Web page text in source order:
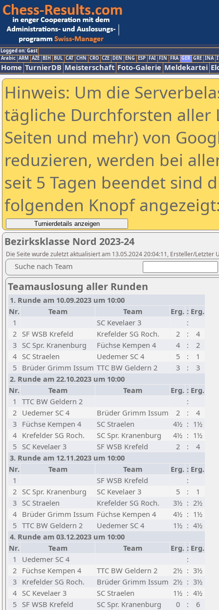
Logged on: Gast
Arabic ARM AZE BIH BUL CAT CHN CRO CZE DEN ENG ESP FAI FIN FRA GER GRE INA
Home TurnierDB Meisterschaft Foto-Galerie Meldekartei
Hinweis: Um die
tägliche Durchforsten aller
Seiten und mehr) von
reduzieren, werden bei
seit 5 Tagen beendet sind
folgenden Knopf
Bezirksklasse Nord 2023-24
Die Seite wurde zuletzt aktualisiert am 13.05.2024 20:04:11, Ersteller/Letzter
Suche nach Team
Teamauslosung aller Runden
1. Runde am 10.09.2023 um 10:00
Nr.
Team Team Erg. : Erg.
1
SC Kevelaer 3
:
2
SF WSB Krefeld Krefelder SG Roch. 2 :
4
3
SC Spr. Kranenburg Füchse Kempen 4 4 :
2
4
SC Straelen Uedemer SC 4 5 :
1
5
Brüder Grimm Issum TTC BW Geldern 2 3 :
3
2. Runde am 22.10.2023 um 10:00
Nr.
Team Team Erg. : Erg.
1
TTC BW Geldern 2
:
2
Uedemer SC 4 Brüder Grimm Issum 2 :
4
3
Füchse Kempen 4 SC Straelen 4½ : 1½
4
Krefelder SG Roch. SC Spr. Kranenburg 4½ : 1½
5
SC Kevelaer 3 SF WSB Krefeld 2 :
4
3. Runde am 12.11.2023 um 10:00
Nr.
Team Team Erg. : Erg.
1
SF WSB Krefeld
:
2
SC Spr. Kranenburg SC Kevelaer 3 5 :
1
3
SC Straelen Krefelder SG Roch. 3½ : 2½
4
Brüder Grimm Issum Füchse Kempen 4 4½ : 1½
5 TTC BW Geldern 2 Uedemer SC 4 1½ : 4½
4. Runde am 03.12.2023 um 10:00
Nr.
Team Team Erg. : Erg.
1
Uedemer SC 4
:
2
Füchse Kempen 4 TTC BW Geldern 2 2½ : 3½
3
Krefelder SG Roch. Brüder Grimm Issum 2½ : 3½
4
SC Kevelaer 3 SC Straelen 1½ : 4½
5
SF WSB Krefeld SC Spr. Kranenburg 0 :
6